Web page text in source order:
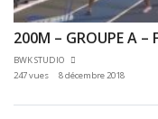
BWK STUDIO
247 vues
8 décembre 2018